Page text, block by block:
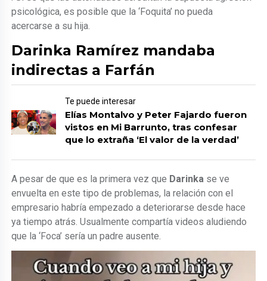
psicológica, es posible que la ‘Foquita’ no pueda
acercarse a su hija.
Darinka Ramírez mandaba
indirectas a Farfán
Te puede interesar
Elías Montalvo y Peter Fajardo fueron
vistos en Mi Barrunto, tras confesar
que lo extraña ‘El valor de la verdad’
A pesar de que es la primera vez que Darinka se ve
envuelta en este tipo de problemas, la relación con el
empresario habría empezado a deteriorarse desde hace
ya tiempo atrás. Usualmente compartía videos aludiendo
que la ‘Foca’ sería un padre ausente.